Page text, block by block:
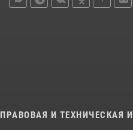
ПРАВОВАЯ И ТЕХНИЧЕСКАЯ